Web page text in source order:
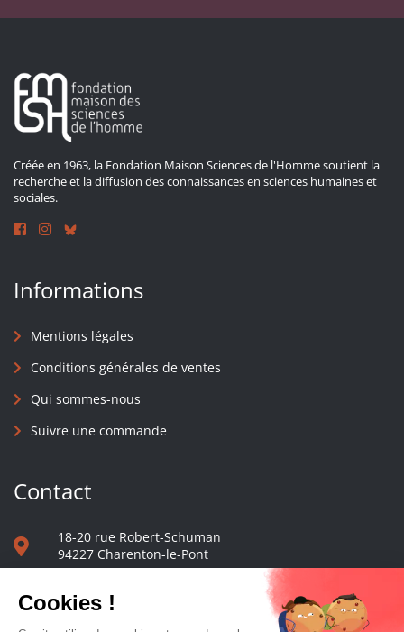
Créée en 1963, la Fondation Maison Sciences de l'Homme soutient la
recherche et la diffusion des connaissances en sciences humaines et
sociales.
Informations
Mentions légales
Conditions générales de ventes
Qui sommes-nous
Suivre une commande
Contact
18-20 rue Robert-Schuman
94227 Charenton-le-Pont